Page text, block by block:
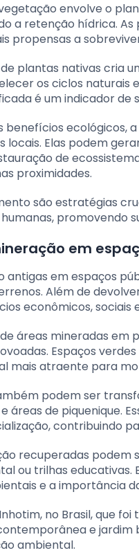
envolve o
a retenção hídrica.
propensas a
plantas nativas cria
os ciclos
é um indicador
benefícios ecológicos,
locais. Elas podem
de
proximidades.
são estratégias
promovendo
em
em espaços
Além de
econômicos, sociais
áreas mineradas em
Espaços
mais atraente para
podem ser
áreas de piquenique.
contribuindo
recuperadas podem
ou trilhas educativas.
e a importância
no Brasil, que
e
ambiental.